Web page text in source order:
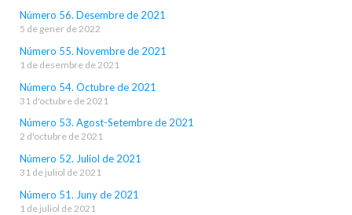
Número 56. Desembre de 2021
5 de gener de 2022
Número 55. Novembre de 2021
1 de desembre de 2021
Número 54. Octubre de 2021
31 d'octubre de 2021
Número 53. Agost-Setembre de 2021
2 d'octubre de 2021
Número 52. Juliol de 2021
31 de juliol de 2021
Número 51. Juny de 2021
1 de juliol de 2021